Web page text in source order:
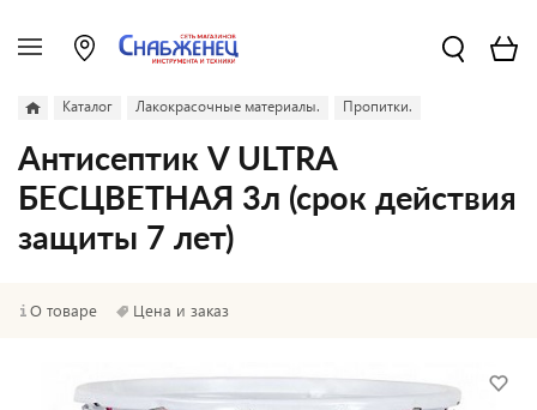
Каталог Лакокрасочные материалы. Пропитки.
Антисептик V ULTRA
БЕСЦВЕТНАЯ 3л (срок действия
защиты 7 лет)
О товаре Цена и заказ